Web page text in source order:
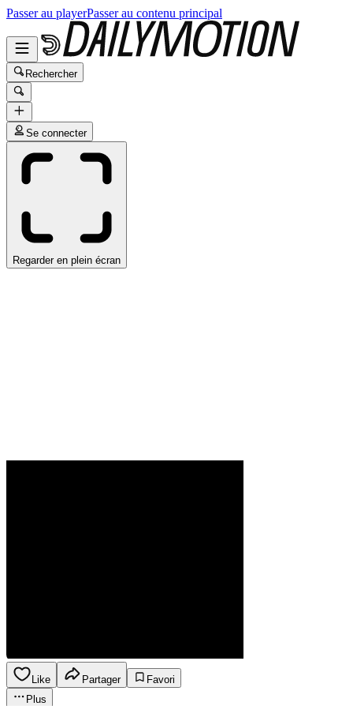
Passer au playerPasser au contenu principal
Rechercher
Se connecter
Regarder en plein écran
Like Partager
Favori
Plus